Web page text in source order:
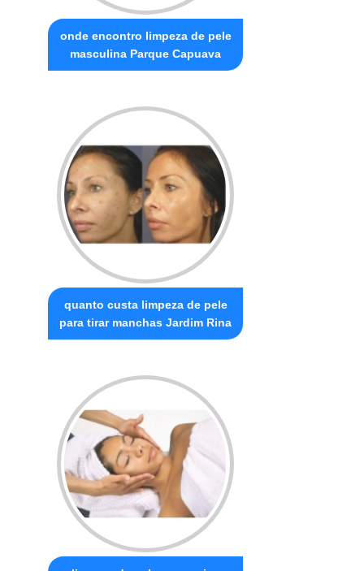
onde encontro limpeza de pele
masculina Parque Capuava
quanto custa limpeza de pele
para tirar manchas Jardim Rina